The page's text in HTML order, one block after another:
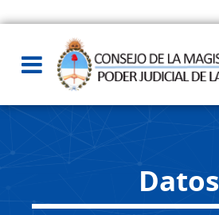
Datos